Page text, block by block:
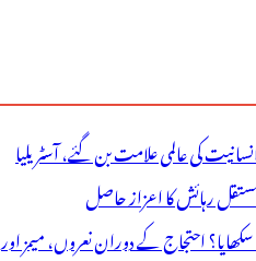
کی عالمی علامت بن گئے، آسٹریلیا
رہائش کا اعزاز حاصل
احتجاج کے دوران نعروں، میمز اور